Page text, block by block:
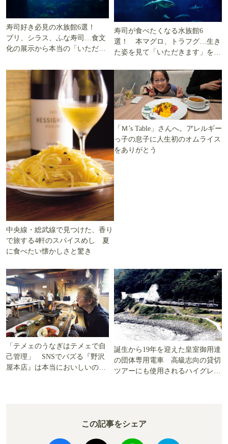
寿司好き必見の水族館6選！
ブリ、シラス、ふな寿司…食文
化の展示から本当の「いただき
寿司が食べたくなる水族館6
選！ 本マグロ、トラフグ…生き
た姿を見て「いただきます」を考
中央線・総武線で見つけた、香り
で旅する4軒のスパイスめし 夏
に食べたい懐かしさと驚き
「Ｍ’s Table」さんへ。アレルギー
っ子の息子に人生初のオムライス
をありがとう
「テメェのうなぎはテメェで自
己管理」 SNSでバズる『野沢
屋本店』は本当においしいの
誕生から19年を迎えた皇室御用達
の団体専用電車 高級志向の貸切
ツアーにも使用されるハイグレー
この記事をシェア